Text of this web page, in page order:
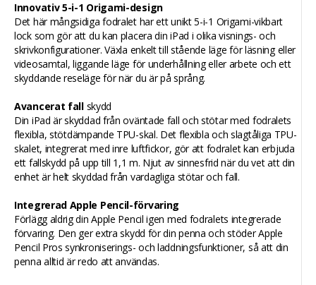
Innovativ 5-i-1 Origami-design
Det här mångsidiga fodralet har ett unikt 5-i-1 Origami-vikbart
lock som gör att du kan placera din iPad i olika visnings- och
skrivkonfigurationer. Växla enkelt till stående läge för läsning eller
videosamtal, liggande läge för underhållning eller arbete och ett
skyddande reseläge för när du är på språng.
Avancerat fallskydd
Din iPad är skyddad från oväntade fall och stötar med fodralets
flexibla, stötdämpande TPU-skal. Det flexibla och slagtåliga TPU-
skalet, integrerat med inre luftfickor, gör att fodralet kan erbjuda
ett fallskydd på upp till 1,1 m. Njut av sinnesfrid när du vet att din
enhet är helt skyddad från vardagliga stötar och fall.
Integrerad Apple Pencil-förvaring
Förlägg aldrig din Apple Pencil igen med fodralets integrerade
förvaring. Den ger extra skydd för din penna och stöder Apple
Pencil Pros synkroniserings- och laddningsfunktioner, så att din
penna alltid är redo att användas.